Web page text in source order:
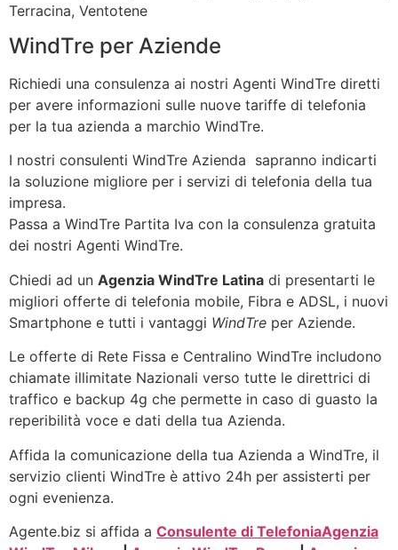
Terracina, Ventotene
WindTre per Aziende
Richiedi una consulenza ai nostri Agenti WindTre diretti
per avere informazioni sulle nuove tariffe di telefonia
per la tua azienda a marchio WindTre.
I nostri consulenti WindTre Azienda sapranno indicarti
la soluzione migliore per i servizi di telefonia della tua
impresa.
Passa a WindTre Partita Iva con la consulenza gratuita
dei nostri Agenti WindTre.
Chiedi ad un Agenzia WindTre Latina di presentarti le
migliori offerte di telefonia mobile, Fibra e ADSL, i nuovi
Smartphone e tutti i vantaggi WindTre per Aziende.
Le offerte di Rete Fissa e Centralino WindTre includono
chiamate illimitate Nazionali verso tutte le direttrici di
traffico e backup 4g che permette in caso di guasto la
reperibilità voce e dati della tua Azienda.
Affida la comunicazione della tua Azienda a WindTre, il
servizio clienti WindTre è attivo 24h per assisterti per
ogni evenienza.
Agente.biz si affida a Consulente di TelefoniaAgenzia